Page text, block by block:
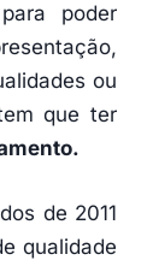
poder
ou
que ter
de 2011
qualidade